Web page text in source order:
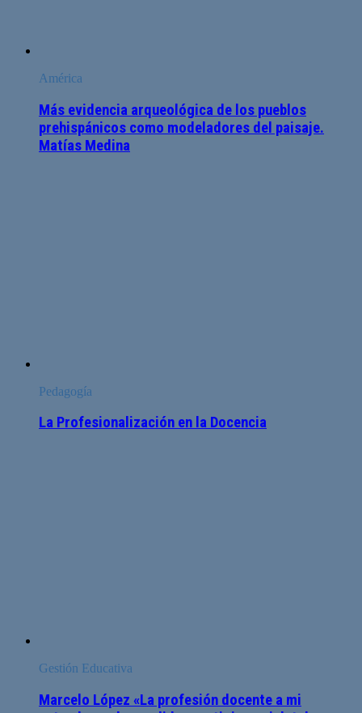
América
Más evidencia arqueológica de los pueblos
prehispánicos como modeladores del paisaje.
Matías Medina
Pedagogía
La Profesionalización en la Docencia
Gestión Educativa
Marcelo López «La profesión docente a mi